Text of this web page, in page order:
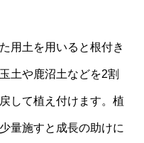
用土を用いると根付き
土や鹿沼土などを2割
して植え付けます。植
量施すと成長の助けに